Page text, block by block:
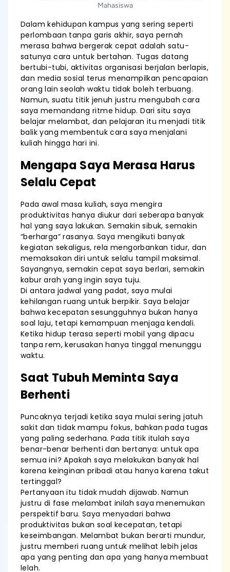
Mahasiswa
Dalam kehidupan kampus yang sering seperti
perlombaan tanpa garis akhir, saya pernah
merasa bahwa bergerak cepat adalah satu-
satunya cara untuk bertahan. Tugas datang
bertubi-tubi, aktivitas organisasi berjalan berlapis,
dan media sosial terus menampilkan pencapaian
orang lain seolah waktu tidak boleh terbuang.
Namun, suatu titik jenuh justru mengubah cara
saya memandang ritme hidup. Dari situ saya
belajar melambat, dan pelajaran itu menjadi titik
balik yang membentuk cara saya menjalani
kuliah hingga hari ini.
Mengapa Saya Merasa Harus
Selalu Cepat
Pada awal masa kuliah, saya mengira
produktivitas hanya diukur dari seberapa banyak
hal yang saya lakukan. Semakin sibuk, semakin
“berharga” rasanya. Saya mengikuti banyak
kegiatan sekaligus, rela mengorbankan tidur, dan
memaksakan diri untuk selalu tampil maksimal.
Sayangnya, semakin cepat saya berlari, semakin
kabur arah yang ingin saya tuju.
Di antara jadwal yang padat, saya mulai
kehilangan ruang untuk berpikir. Saya belajar
bahwa kecepatan sesungguhnya bukan hanya
soal laju, tetapi kemampuan menjaga kendali.
Ketika hidup terasa seperti mobil yang dipacu
tanpa rem, kerusakan hanya tinggal menunggu
waktu.
Saat Tubuh Meminta Saya
Berhenti
Puncaknya terjadi ketika saya mulai sering jatuh
sakit dan tidak mampu fokus, bahkan pada tugas
yang paling sederhana. Pada titik itulah saya
benar-benar berhenti dan bertanya: untuk apa
semua ini? Apakah saya melakukan banyak hal
karena keinginan pribadi atau hanya karena takut
tertinggal?
Pertanyaan itu tidak mudah dijawab. Namun
justru di fase melambat inilah saya menemukan
perspektif baru. Saya menyadari bahwa
produktivitas bukan soal kecepatan, tetapi
keseimbangan. Melambat bukan berarti mundur,
justru memberi ruang untuk melihat lebih jelas
apa yang penting dan apa yang hanya membuat
lelah.